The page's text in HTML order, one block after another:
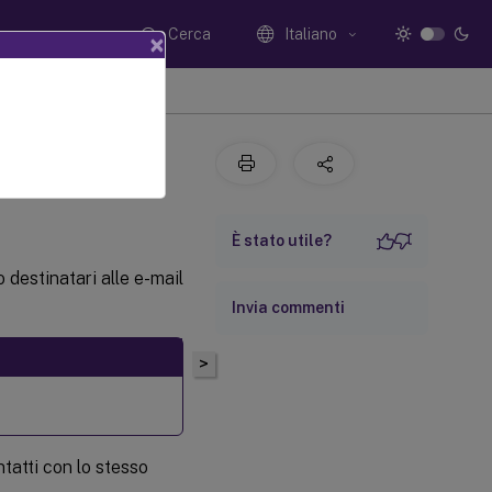
Cerca Italiano
destinatari alle e-mail
con lo stesso
>
È stato utile?
Invia commenti
×